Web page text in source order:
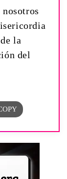
la
del